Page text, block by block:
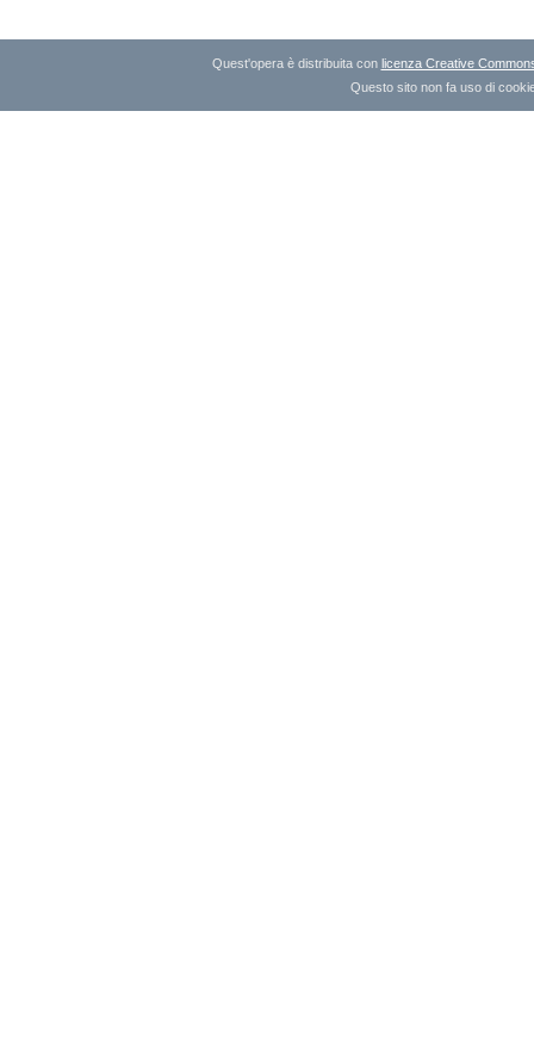
Quest'opera è distribuita con licenza Creative
Questo sito non fa uso di